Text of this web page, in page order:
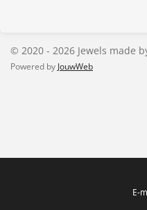
© 2020 - 2026 Jewels made
Powered by JouwWeb
E-